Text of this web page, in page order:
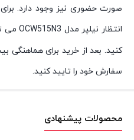
صورت حضوری نیز وجود دارد.
انتظار نیلپر مدل OCW515N3 می توانید به
کنید. بعد از خرید برای هماهنگی
سفارش خود را تایید کنید.
محصولات پیشنهادی